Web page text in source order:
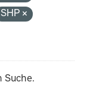
SHP
Suche.